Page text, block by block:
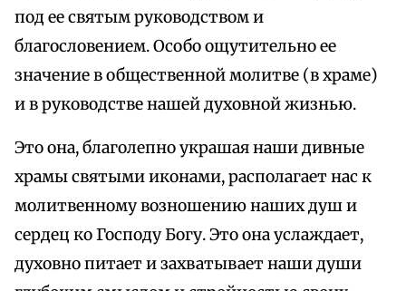
под ее святым руководством и
благословением. Особо ощутительно ее
значение в общественной молитве (в храме)
и в руководстве нашей духовной жизнью.
Это она, благолепно украшая наши дивные
храмы святыми иконами, располагает нас к
молитвенному возношению наших душ и
сердец ко Господу Богу. Это она услаждает,
духовно питает и захватывает наши души